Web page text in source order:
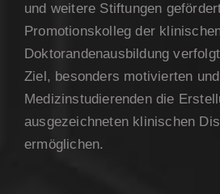
und weitere Stiftungen
Promotionskolleg der
Doktorandenausbildung
Ziel, besonders motivierten
Medizinstudierenden die
ausgezeichneten klinischen
ermöglichen.